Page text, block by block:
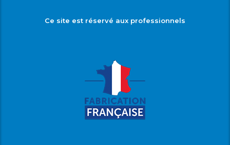
Ce site est réservé aux professionnels